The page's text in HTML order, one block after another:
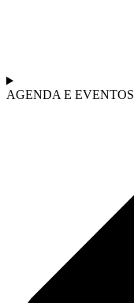
AGENDA E EVENTOS